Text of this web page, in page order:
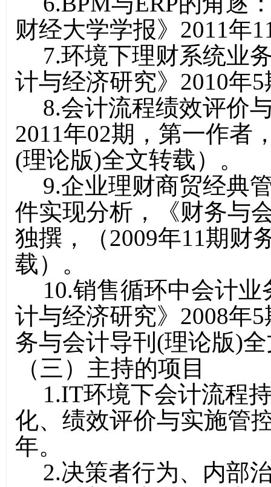
财经大学学报》2011年
7.环境下理财系统业
计与经济研究》2010年
8.会计流程绩效评价
2011年02期，第一作者
(理论版)全文转载）。
9.企业理财商贸经典
件实现分析，《财务与
独撰，（2009年11期财
载）。
10.销售循环中会计
计与经济研究》2008年
务与会计导刊(理论版)
（三）主持的项目
1.IT环境下会计流程
化、绩效评价与实施管
年。
2.决策者行为、内部